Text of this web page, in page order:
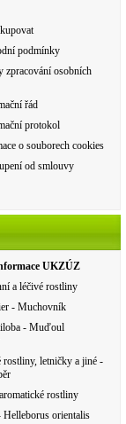
podmínky
zpracování osobních
řád
protokol
o souborech cookies
od smlouvy
UKZÚZ
a léčivé rostliny
- Muchovník
- Muďoul
rostliny, letničky a jiné -
rostliny
Helleborus orientalis